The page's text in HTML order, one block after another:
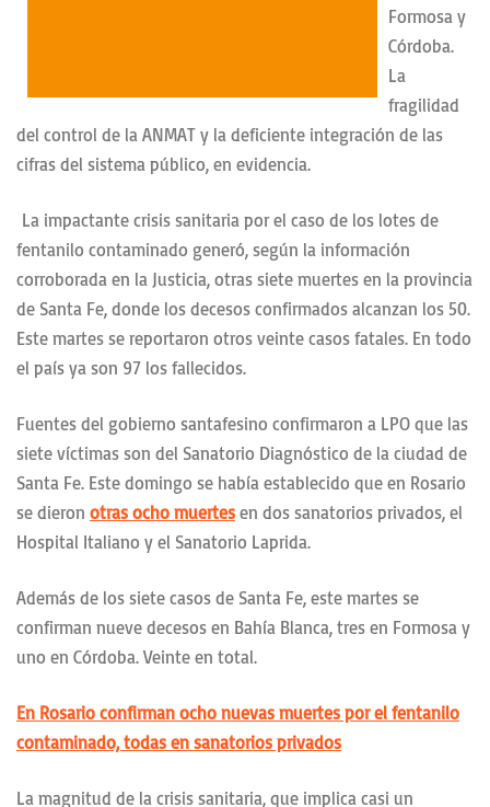
Formosa y
Córdoba.
La
fragilidad
del control de la ANMAT y la deficiente integración de las
cifras del sistema público, en evidencia.
La impactante crisis sanitaria por el caso de los lotes de
fentanilo contaminado generó, según la información
corroborada en la Justicia, otras siete muertes en la provincia
de Santa Fe, donde los decesos confirmados alcanzan los 50.
Este martes se reportaron otros veinte casos fatales. En todo
el país ya son 97 los fallecidos.
Fuentes del gobierno santafesino confirmaron a LPO que las
siete víctimas son del Sanatorio Diagnóstico de la ciudad de
Santa Fe. Este domingo se había establecido que en Rosario
se dieron otras ocho muertes en dos sanatorios privados, el
Hospital Italiano y el Sanatorio Laprida.
Además de los siete casos de Santa Fe, este martes se
confirman nueve decesos en Bahía Blanca, tres en Formosa y
uno en Córdoba. Veinte en total.
En Rosario confirman ocho nuevas muertes por el fentanilo
contaminado, todas en sanatorios privados
La magnitud de la crisis sanitaria, que implica casi un